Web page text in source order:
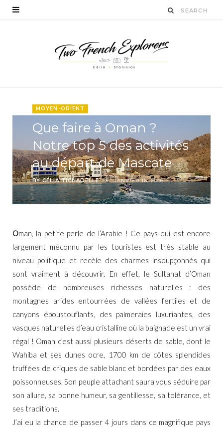
MOYEN-ORIENT
Que faire à Oman ?
Notre top 5 des activités
au départ de Mascate
BYCÉLIA TICHADELLE JANVIER 16, 2016
Oman, la petite perle de l’Arabie ! Ce pays qui est encore
largement méconnu par les touristes est très stable au
niveau politique et recèle des charmes insoupçonnés qui
sont vraiment à découvrir. En effet, le Sultanat d’Oman
possède de nombreuses richesses naturelles : des
montagnes arides entourrées de vallées fertiles et de
canyons époustouflants, des palmeraies luxuriantes, des
vasques naturelles d’eau cristalline où la baignade est un vrai
régal ! Oman c’est aussi plusieurs déserts de sable, dont le
Wahiba et ses dunes ocre, 1700 km de côtes splendides
truffées de criques de sable blanc et bordées par des eaux
poissonneuses. Son peuple attachant saura vous séduire par
son allure, sa bonne humeur, sa gentillesse, sa tolérance, et
ses traditions.
J’ai eu la chance de passer 4 jours dans ce magnifique pays